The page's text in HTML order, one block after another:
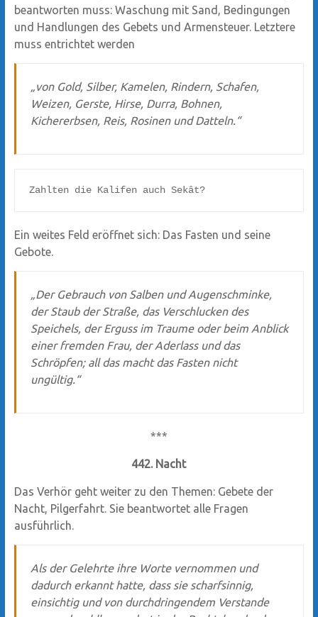
beantworten muss: Waschung mit Sand, Bedingungen
und Handlungen des Gebets und Armensteuer. Letztere
muss entrichtet werden
„von Gold, Silber, Kamelen, Rindern, Schafen,
Weizen, Gerste, Hirse, Durra, Bohnen,
Kichererbsen, Reis, Rosinen und Datteln.“
Zahlten die Kalifen auch Sekât?
Ein weites Feld eröffnet sich: Das Fasten und seine
Gebote.
„Der Gebrauch von Salben und Augenschminke,
der Staub der Straße, das Verschlucken des
Speichels, der Erguss im Traume oder beim Anblick
einer fremden Frau, der Aderlass und das
Schröpfen; all das macht das Fasten nicht
ungültig.“
***
442. Nacht
Das Verhör geht weiter zu den Themen: Gebete der
Nacht, Pilgerfahrt. Sie beantwortet alle Fragen
ausführlich.
Als der Gelehrte ihre Worte vernommen und
dadurch erkannt hatte, dass sie scharfsinnig,
einsichtig und von durchdringendem Verstande